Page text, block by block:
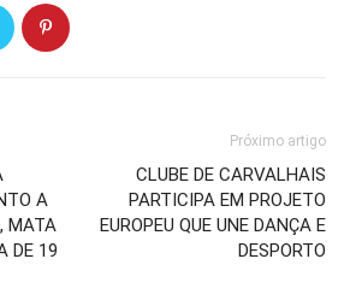
A
MATA
DE 19
Próximo artigo
CLUBE DE CARVALHAIS
PARTICIPA EM PROJETO
EUROPEU QUE UNE DANÇA E
DESPORTO